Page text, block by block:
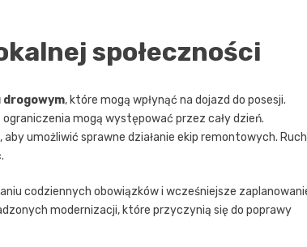
społeczności
drogowym, które mogą wpłynąć na dojazd do posesji.
ograniczenia mogą występować przez cały dzień.
umożliwić sprawne działanie ekip remontowych. Ruch
codziennych obowiązków i wcześniejsze
modernizacji, które przyczynią się do poprawy